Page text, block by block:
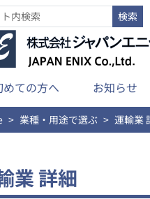
めての方へ お知らせ
業種・用途で選ぶ 運輸業
業 詳細